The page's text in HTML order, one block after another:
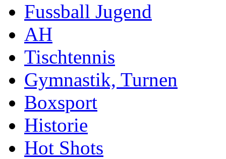
Fussball Jugend
AH
Tischtennis
Gymnastik, Turnen
Boxsport
Historie
Hot Shots